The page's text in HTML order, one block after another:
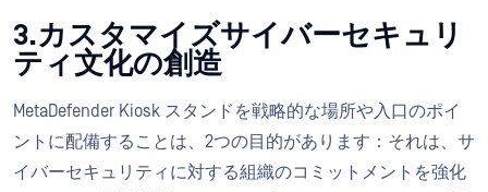
3.カスタマイズサイバーセキュリ
ティ文化の創造
MetaDefender Kiosk スタンドを戦略的な場所や入口のポイ
ントに配備することは、2つの目的があります：それは、サ
イバーセキュリティに対する組織のコミットメントを強化